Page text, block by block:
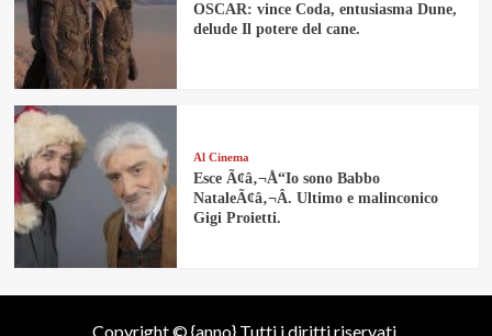
OSCAR: vince Coda, entusiasma Dune,
delude Il potere del cane.
Al Cinema
Esce Ã¢â‚¬Å“Io sono Babbo
NataleÃ¢â‚¬Â. Ultimo e malinconico
Gigi Proietti.
Copyright © {anno} Tutti i diritti riservati.